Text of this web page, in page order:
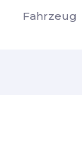
Fahrzeug